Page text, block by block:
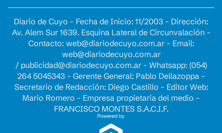
Diario de Cuyo - Fecha de Inicio: 11/2003 - Dirección:
Av. Alem Sur 1639. Esquina Lateral de Circunvalación -
Contacto: web@diariodecuyo.com.ar- Email:
web@diariodecuyo.com.ar
/ publicidad@diariodecuyo.com.ar- Whatsapp: (054)
264 5045343 - Gerente General: Pablo Dellazoppa -
Secretario de Redacción: Diego Castillo - Editor Web:
Mario Romero - Empresa propietaria del medio -
FRANCISCO MONTES S.A.C.I.F.